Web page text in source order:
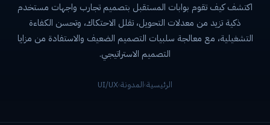
اكتشف كيف تقوم بوابات المستقبل بتصميم تجارب واجهات مستخدم
ذكية تزيد من معدلات التحويل، تقلل الاحتكاك، وتحسن الكفاءة
التشغيلية، مع معالجة سلبيات التصميم الضعيف والاستفادة من مزايا
التصميم الاستراتيجي.
الرئيسية›المدونة›
UI/UX